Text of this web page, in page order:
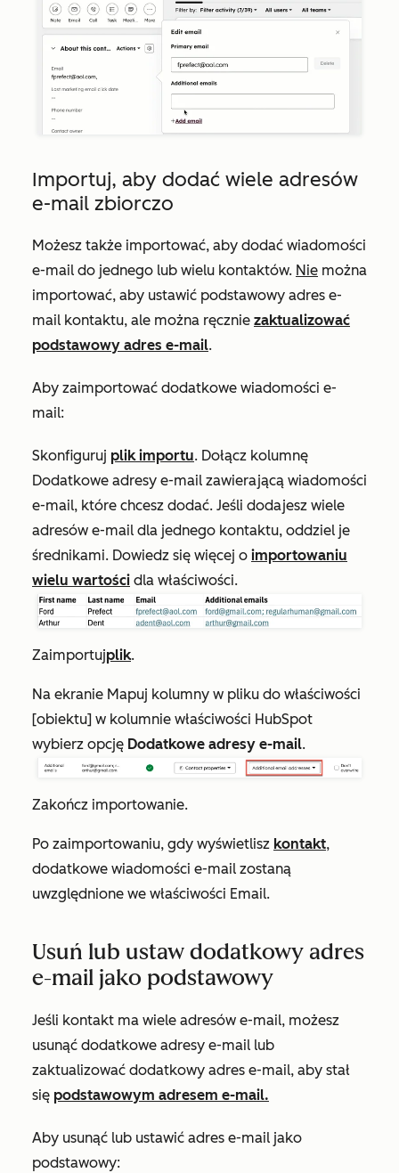
Importuj, aby dodać wiele adresów
e-mail zbiorczo
Możesz także importować, aby dodać wiadomości
e-mail do jednego lub wielu kontaktów. Nie można
importować, aby ustawić podstawowy adres e-
mail kontaktu, ale można ręcznie zaktualizować
podstawowy adres e-mail.
Aby zaimportować dodatkowe wiadomości e-
mail:
Skonfiguruj plik importu. Dołącz kolumnę
Dodatkowe adresy e-mail zawierającą wiadomości
e-mail, które chcesz dodać. Jeśli dodajesz wiele
adresów e-mail dla jednego kontaktu, oddziel je
średnikami. Dowiedz się więcej o importowaniu
wielu wartości dla właściwości.
Zaimportujplik.
Na ekranie Mapuj kolumny w pliku do właściwości
[obiektu] w kolumnie właściwości HubSpot
wybierz opcję Dodatkowe adresy e-mail.
Zakończ importowanie.
Po zaimportowaniu, gdy wyświetlisz kontakt,
dodatkowe wiadomości e-mail zostaną
uwzględnione we właściwości Email.
Usuń lub ustaw dodatkowy adres
e-mail jako podstawowy
Jeśli kontakt ma wiele adresów e-mail, możesz
usunąć dodatkowe adresy e-mail lub
zaktualizować dodatkowy adres e-mail, aby stał
się podstawowym adresem e-mail.
Aby usunąć lub ustawić adres e-mail jako
podstawowy: